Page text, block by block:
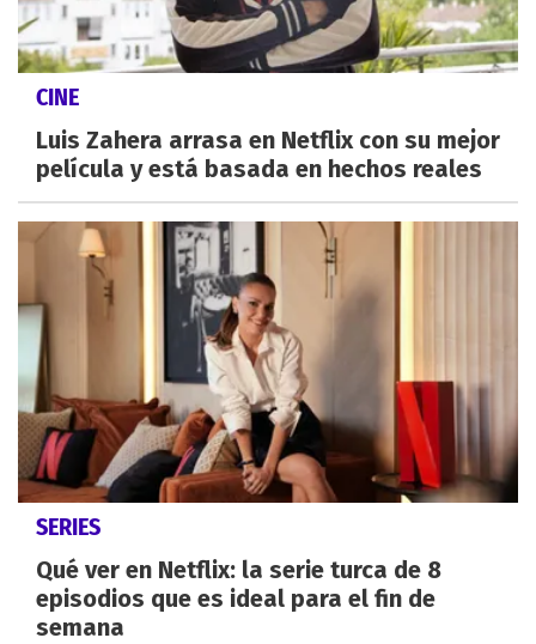
CINE
Luis Zahera arrasa en Netflix con su mejor
película y está basada en hechos reales
SERIES
Qué ver en Netflix: la serie turca de 8
episodios que es ideal para el fin de
semana